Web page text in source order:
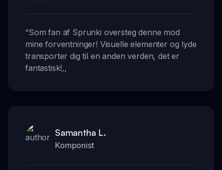
“Som fan af Sprunki oversteg denne mod
mine forventninger! Visuelle elementer og lyde
transporter dig til en anden verden, det er
fantastisk!,,
Samantha L.
Komponist